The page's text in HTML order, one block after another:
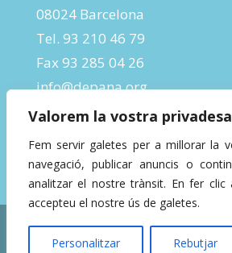
Valorem la vostra privadesa
Fem servir galetes per a millorar la
navegació, publicar anuncis o
analitzar el nostre trànsit. En fer clic
accepteu el nostre ús de galetes.
Personalitzar Rebutjar
08024 Barcelona
Tel. 93 210 46 79
Fax 93 285 04 26
info@depana.org
Designed byInBeta Crafts|